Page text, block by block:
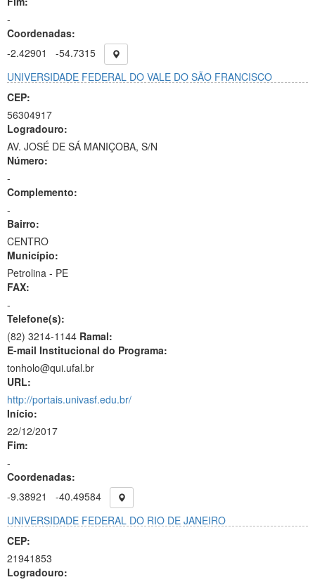
-
Coordenadas:
-2.42901
-54.7315
UNIVERSIDADE FEDERAL DO VALE DO SÃO FRANCISCO
CEP:
56304917
Logradouro:
AV. JOSÉ DE SÁ MANIÇOBA, S/N
Número:
-
Complemento:
-
Bairro:
CENTRO
Município:
Petrolina - PE
FAX:
-
Telefone(s):
(82) 3214-1144 Ramal:
E-mail Institucional do Programa:
tonholo@qui.ufal.br
URL:
http://portais.univasf.edu.br/
Início:
22/12/2017
Fim:
-
Coordenadas:
-9.38921
-40.49584
UNIVERSIDADE FEDERAL DO RIO DE JANEIRO
CEP:
21941853
Logradouro: